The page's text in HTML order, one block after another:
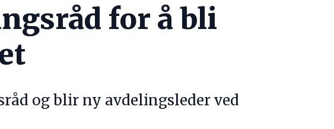
for å bli
og blir ny avdelingsleder ved